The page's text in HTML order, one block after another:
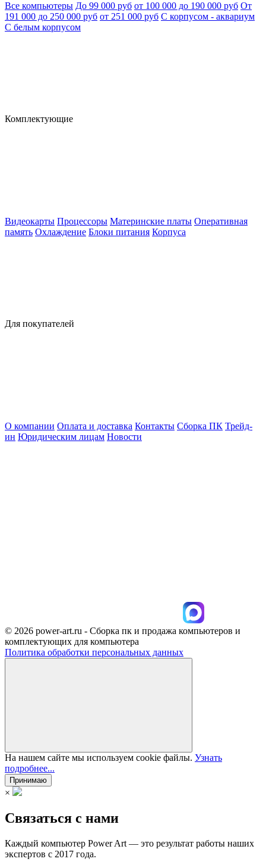
Все компьютеры До 99 000 руб от 100 000 до 190 000 руб От
191 000 до 250 000 руб от 251 000 руб С корпусом - аквариум
С белым корпусом
Комплектующие
Видеокарты Процессоры Материнские платы Оперативная
память Охлаждение Блоки питания Корпуса
Для покупателей
О компании Оплата и доставка Контакты Сборка ПК Трейд-
ин Юридическим лицам Новости
© 2026 power-art.ru - Сборка пк и продажа компьютеров и
комплектующих для компьютера
Политика обработки персональных данных
На нашем сайте мы используем cookie файлы. Узнать
подробнее...
Принимаю
×
Связаться с нами
Каждый компьютер Power Art — это результат работы наших
экспертов с 2017 года.